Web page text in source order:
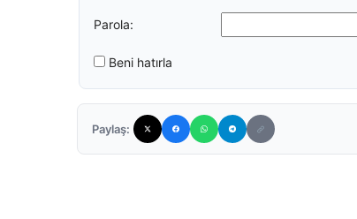
Parola:
Beni hatırla
Paylaş: